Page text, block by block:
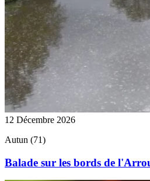
12 Décembre 2026
Autun (71)
Balade sur les bords de